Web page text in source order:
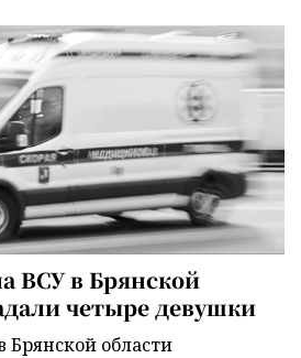
ВСУ в Брянской
четыре девушки
Брянской области